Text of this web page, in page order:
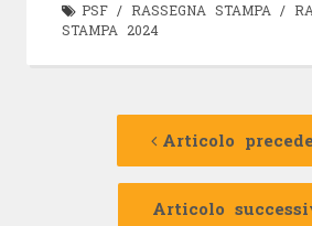
PSF/ RASSEGNA STAMPA /
STAMPA 2024
Navigazione
Articolo
Articolo